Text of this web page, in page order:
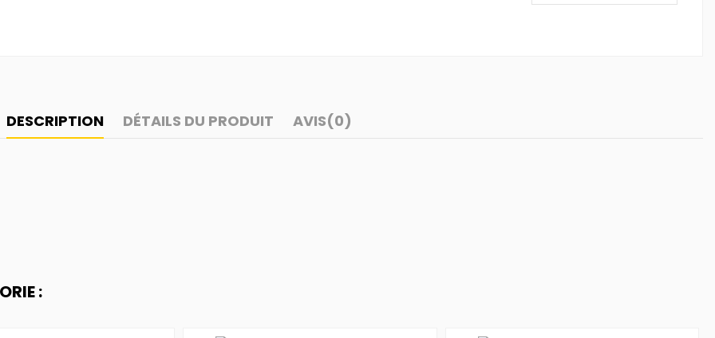
DESCRIPTION DÉTAILS DU PRODUIT AVIS(0)
: